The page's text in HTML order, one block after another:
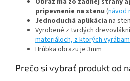
Obraz má zo zadnej strany
pripevnenie na stenu (návod
Jednoduchá aplikácia na
Vyrobené z tvrdých
materiáloch, z ktorých
Hrúbka obrazu je 3mm
Prečo si vybrať produkt od